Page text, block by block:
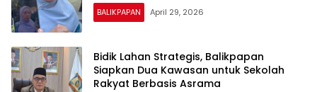
BALIKPAPAN April 29, 2026
Bidik Lahan Strategis, Balikpapan
Siapkan Dua Kawasan untuk Sekolah
Rakyat Berbasis Asrama